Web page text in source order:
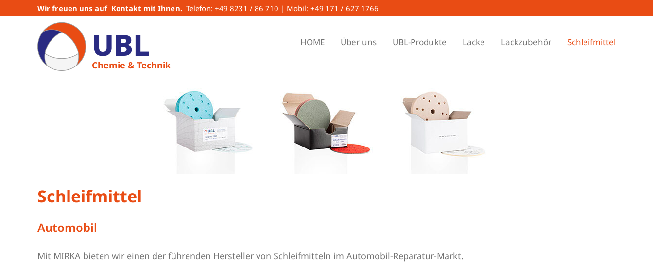
Inhalt
Wir freuen uns auf Kontakt mit Ihnen. Telefon: +49 8231 / 86 710 | Mobil: +49 171 / 627 1766
UBL
Chemie & Technik
HOME Über uns UBL-Produkte Lacke Lackzubehör Schleifmittel
Schleifmittel
Automobil
Mit MIRKA bieten wir einen der führenden Hersteller von Schleifmitteln im Automobil-Reparatur-Markt.